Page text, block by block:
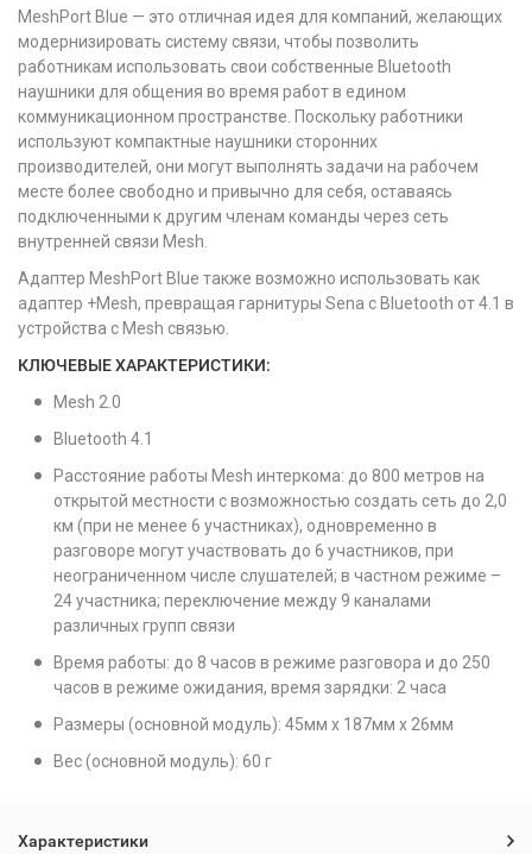
MeshPort Blue — это отличная идея для компаний, желающих
модернизировать систему связи, чтобы позволить
работникам использовать свои собственные Bluetooth
наушники для общения во время работ в едином
коммуникационном пространстве. Поскольку работники
используют компактные наушники сторонних
производителей, они могут выполнять задачи на рабочем
месте более свободно и привычно для себя, оставаясь
подключенными к другим членам команды через сеть
внутренней связи Mesh.
Адаптер MeshPort Blue также возможно использовать как
адаптер +Mesh, превращая гарнитуры Sena с Bluetooth от 4.1 в
устройства с Mesh связью.
КЛЮЧЕВЫЕ ХАРАКТЕРИСТИКИ:
Mesh 2.0
Bluetooth 4.1
Расстояние работы Mesh интеркома: до 800 метров на
открытой местности с возможностью создать сеть до 2,0
км (при не менее 6 участниках), одновременно в
разговоре могут участвовать до 6 участников, при
неограниченном числе слушателей; в частном режиме –
24 участника; переключение между 9 каналами
различных групп связи
Время работы: до 8 часов в режиме разговора и до 250
часов в режиме ожидания, время зарядки: 2 часа
Размеры (основной модуль): 45мм x 187мм x 26мм
Вес (основной модуль): 60 г
Характеристики